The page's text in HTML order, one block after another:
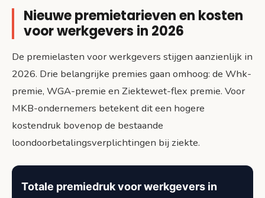
Nieuwe premietarieven en kosten
voor werkgevers in 2026
De premielasten voor werkgevers stijgen aanzienlijk in
2026. Drie belangrijke premies gaan omhoog: de Whk-
premie, WGA-premie en Ziektewet-flex premie. Voor
MKB-ondernemers betekent dit een hogere
kostendruk bovenop de bestaande
loondoorbetalingsverplichtingen bij ziekte.
Totale premiedruk voor werkgevers in